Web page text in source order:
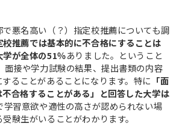
悪名高い（？）指定校推薦についても調
校推薦では基本的に不合格にすることは
が全体の51％ありました。ということ
面接や学力試験の結果、提出書類の内容
ることがあることになります。特に 「面
合格することがある」と回答した大学は
学習意欲や適性の高さが認められない場
験生がいることがわかります。